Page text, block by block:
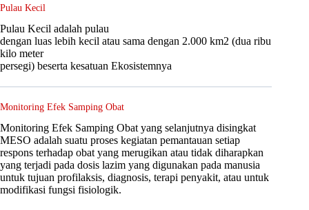
Pulau Kecil
Pulau Kecil adalah pulau
dengan luas lebih kecil atau sama dengan 2.000 km2 (dua ribu
kilo meter
persegi) beserta kesatuan Ekosistemnya
Monitoring Efek Samping Obat
Monitoring Efek Samping Obat yang selanjutnya disingkat
MESO adalah suatu proses kegiatan pemantauan setiap
respons terhadap obat yang merugikan atau tidak diharapkan
yang terjadi pada dosis lazim yang digunakan pada manusia
untuk tujuan profilaksis, diagnosis, terapi penyakit, atau untuk
modifikasi fungsi fisiologik.